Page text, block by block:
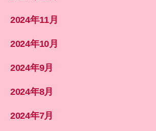
2024年11月
2024年10月
2024年9月
2024年8月
2024年7月